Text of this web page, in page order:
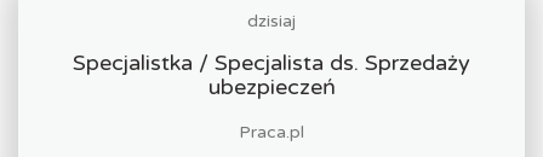
dzisiaj
Specjalistka / Specjalista ds. Sprzedaży
ubezpieczeń
Praca.pl